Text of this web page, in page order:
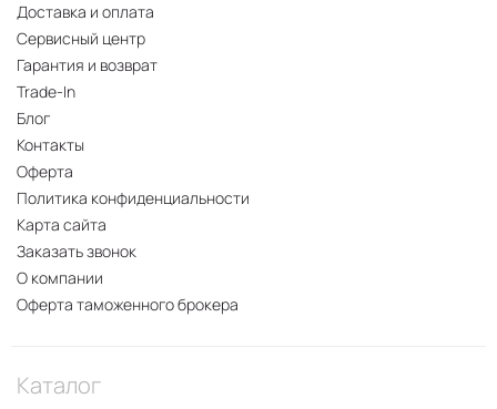
Доставка и оплата
Сервисный центр
Гарантия и возврат
Trade-In
Блог
Контакты
Оферта
Политика конфиденциальности
Карта сайта
Заказать звонок
О компании
Оферта таможенного брокера
Каталог